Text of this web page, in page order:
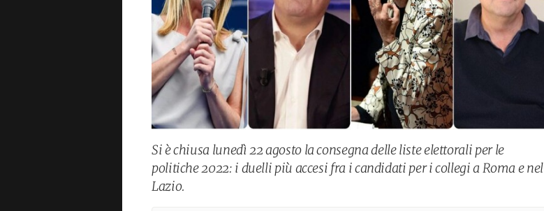
Si è chiusa lunedì 22 agosto la consegna delle liste elettorali per le
politiche 2022: i duelli più accesi fra i candidati per i collegi a Roma e nel
Lazio.